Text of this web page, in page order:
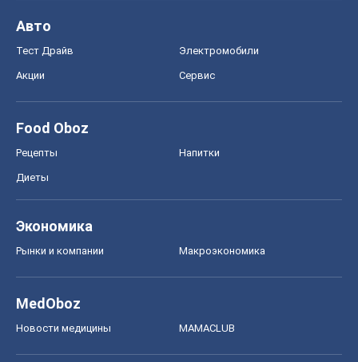
Авто
Тест Драйв Электромобили
Акции Сервис
Food Oboz
Рецепты Напитки
Диеты
Экономика
Рынки и компании Mакроэкономика
MedOboz
Новости медицины MAMACLUB